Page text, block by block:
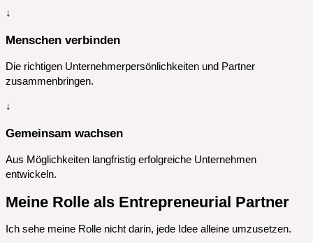
↓
Menschen verbinden
Die richtigen Unternehmerpersönlichkeiten und Partner
zusammenbringen.
↓
Gemeinsam wachsen
Aus Möglichkeiten langfristig erfolgreiche Unternehmen
entwickeln.
Meine Rolle als Entrepreneurial Partner
Ich sehe meine Rolle nicht darin, jede Idee alleine umzusetzen.